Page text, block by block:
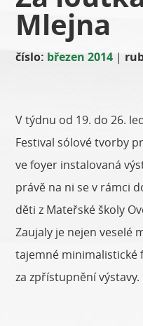
Mlejna
číslo: březen 2014 |
V týdnu od 19. do 26.
Festival sólové tvorby
ve foyer instalovaná
právě na ni se v rámci
děti z Mateřské školy
Zaujaly je nejen veselé
tajemné minimalistické
za zpřístupnění výstavy.